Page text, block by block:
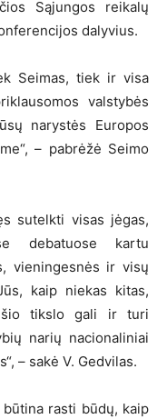
Sąjungos reikalų
dalyvius.
Seimas, tiek ir visa
valstybės
narystės Europos
– pabrėžė Seimo
sutelkti visas jėgas,
debatuose kartu
vieningesnės ir visų
kaip niekas kitas,
šio tikslo gali ir turi
narių nacionaliniai
– sakė V. Gedvilas.
rasti būdų, kaip